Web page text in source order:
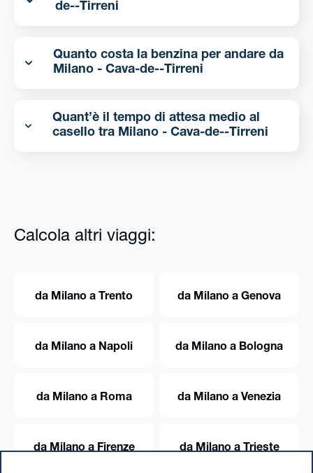
de--Tirreni
Quanto costa la benzina per andare da
Milano - Cava-de--Tirreni
Quant’è il tempo di attesa medio al
casello tra Milano - Cava-de--Tirreni
Calcola altri viaggi:
da Milano a Trento da Milano a Genova
da Milano a Napoli da Milano a Bologna
da Milano a Roma da Milano a Venezia
da Milano a Firenze da Milano a Trieste